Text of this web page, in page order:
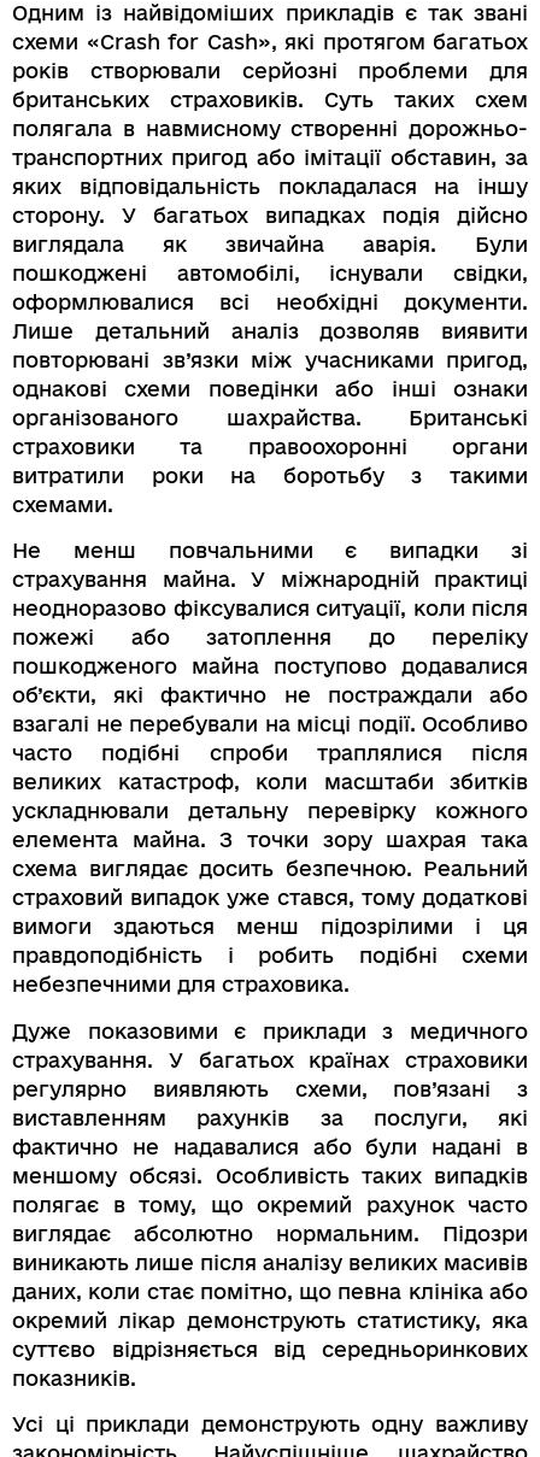
Одним із найвідоміших прикладів є так звані
схеми «Crash for Cash», які протягом багатьох
років створювали серйозні проблеми для
британських страховиків. Суть таких схем
полягала в навмисному створенні дорожньо-
транспортних пригод або імітації обставин, за
яких відповідальність покладалася на іншу
сторону. У багатьох випадках подія дійсно
виглядала як звичайна аварія. Були
пошкоджені автомобілі, існували свідки,
оформлювалися всі необхідні документи.
Лише детальний аналіз дозволяв виявити
повторювані зв’язки між учасниками пригод,
однакові схеми поведінки або інші ознаки
організованого шахрайства. Британські
страховики та правоохоронні органи
витратили роки на боротьбу з такими
схемами.
Не менш повчальними є випадки зі
страхування майна. У міжнародній практиці
неодноразово фіксувалися ситуації, коли після
пожежі або затоплення до переліку
пошкодженого майна поступово додавалися
об’єкти, які фактично не постраждали або
взагалі не перебували на місці події. Особливо
часто подібні спроби траплялися після
великих катастроф, коли масштаби збитків
ускладнювали детальну перевірку кожного
елемента майна. З точки зору шахрая така
схема виглядає досить безпечною. Реальний
страховий випадок уже стався, тому додаткові
вимоги здаються менш підозрілими і ця
правдоподібність і робить подібні схеми
небезпечними для страховика.
Дуже показовими є приклади з медичного
страхування. У багатьох країнах страховики
регулярно виявляють схеми, пов’язані з
виставленням рахунків за послуги, які
фактично не надавалися або були надані в
меншому обсязі. Особливість таких випадків
полягає в тому, що окремий рахунок часто
виглядає абсолютно нормальним. Підозри
виникають лише після аналізу великих масивів
даних, коли стає помітно, що певна клініка або
окремий лікар демонструють статистику, яка
суттєво відрізняється від середньоринкових
показників.
Усі ці приклади демонструють одну важливу